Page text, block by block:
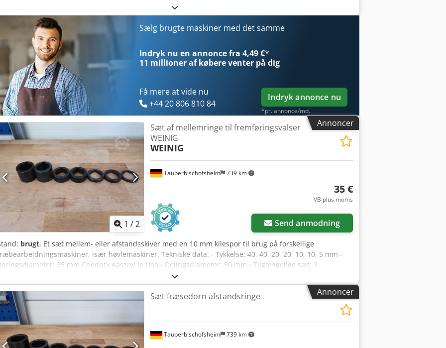
Sælg brugte maskiner med det samme
Indryk nu en annonce fra 4,49 €*
11 millioner af købereventer på dig
Få mere at vide nu
+44 20 806 810 84
Indryk annonce nu
*pr. annonce/md.
Annoncer
Anmod om flere
1 /2
Tauberbischofsheim 739 km
Sæt af mellemringe til fremføringsvalser
WEINIG
WEINIG
35 €
VB plus moms
Send anmodning
brugt, Et sæt mellem- eller afstandsskiver med en 10 mm kilespor til brug på forskellige
især høvlemaskiner. Tekniske data: - Tykkelse: 40, 40, 20, 20, 10, 10, 5 mm -
35 mm Chedpfx Aaszryl Ie Uoa - Delingsdiameter: 50 mm - Tilgængelige sæt: 3
Annoncer
Tauberbischofsheim 739 km
Sæt fræsedorn afstandsringe